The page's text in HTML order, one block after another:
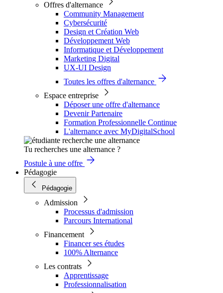
Offres d'alternance
Community Management
Cybersécurité
Design et Création Web
Développement Web
Informatique et Développement
Marketing Digital
UX-UI Design
Toutes les offres d'alternance
Espace entreprise
Déposer une offre d'alternance
Devenir Partenaire
Formation Professionnelle Continue
L'alternance avec MyDigitalSchool
Tu recherches une alternance ?
Postule à une offre
Pédagogie
Pédagogie
Admission
Processus d'admission
Parcours International
Financement
Financer ses études
100% Alternance
Les contrats
Apprentissage
Professionnalisation